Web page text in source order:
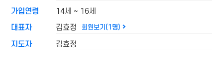
가입연령
14세 ~ 16세
대표자
김효정 회원보기(1명)
지도자 김효정